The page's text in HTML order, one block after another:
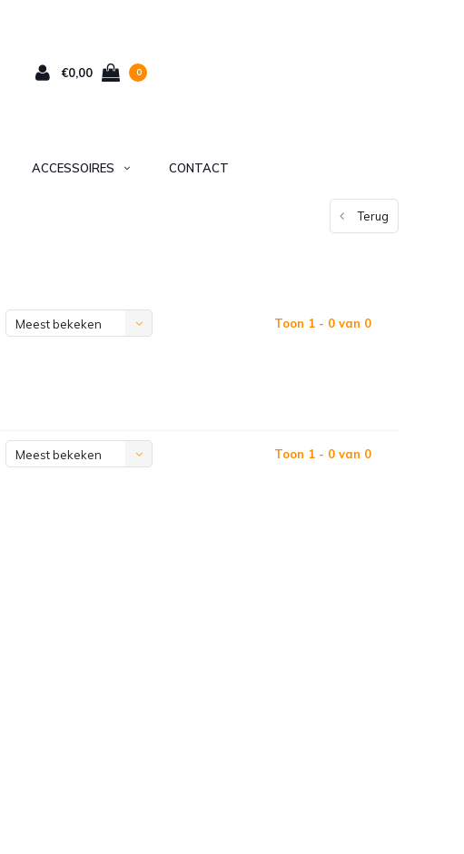
€0,00 0
ACCESSOIRES CONTACT
Terug
Meest bekeken Toon 1 - 0 van 0
Meest bekeken Toon 1 - 0 van 0